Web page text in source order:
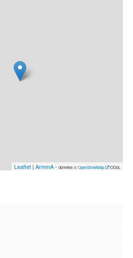
Leaflet | ArmmA- données ©OpenStreetMap /ODbL